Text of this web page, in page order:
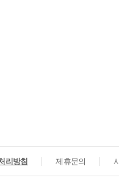
리방침 제휴문의